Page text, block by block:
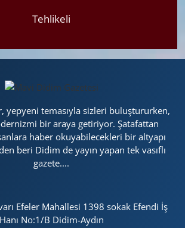
Tehlikeli
yepyeni temasıyla sizleri buluştururken,
bir araya getiriyor. Şatafattan
haber okuyabilecekleri bir altyapı
beri Didim de yayın yapan tek vasıflı
gazete....
Efeler Mahallesi 1398 sokak Efendi İş
Hanı No:1/B Didim-Aydın